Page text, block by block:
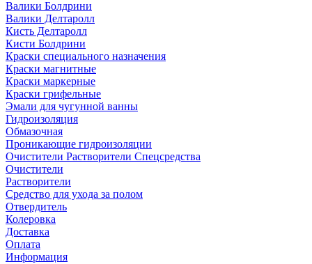
Валики Болдрини
Валики Делтаролл
Кисть Делтаролл
Кисти Болдрини
Краски специального назначения
Краски магнитные
Краски маркерные
Краски грифельные
Эмали для чугунной ванны
Гидроизоляция
Обмазочная
Проникающие гидроизоляции
Очистители Растворители Спецсредства
Очистители
Растворители
Средство для ухода за полом
Отвердитель
Колеровка
Доставка
Оплата
Информация